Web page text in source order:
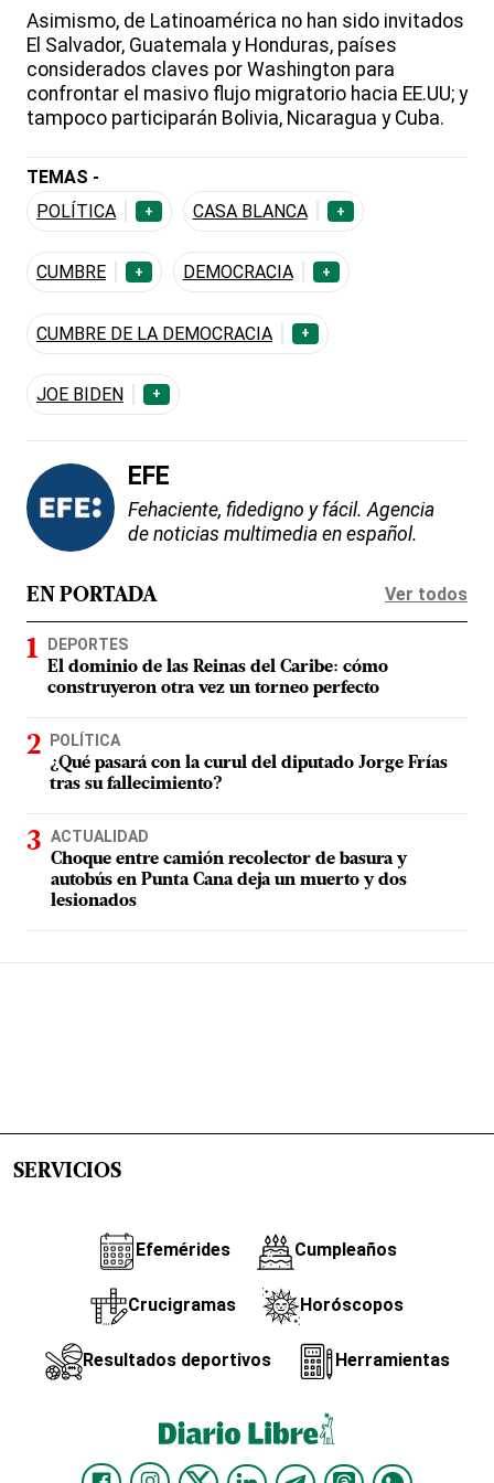
Asimismo, de Latinoamérica no han sido invitados
El Salvador, Guatemala y Honduras, países
considerados claves por Washington para
confrontar el masivo flujo migratorio hacia EE.UU; y
tampoco participarán Bolivia, Nicaragua y Cuba.
TEMAS -
POLÍTICA
+ CASA BLANCA +
CUMBRE + DEMOCRACIA +
CUMBRE DE LA DEMOCRACIA +
JOE BIDEN +
EFE
Fehaciente, fidedigno y fácil. Agencia
de noticias multimedia en español.
EN PORTADA Ver todos
DEPORTES
El dominio de las Reinas del Caribe: cómo
construyeron otra vez un torneo perfecto
POLÍTICA
¿Qué pasará con la curul del diputado Jorge Frías
tras su fallecimiento?
ACTUALIDAD
Choque entre camión recolector de basura y
autobús en Punta Cana deja un muerto y dos
lesionados
SERVICIOS
Efemérides Cumpleaños
Crucigramas Horóscopos
Resultados deportivos Herramientas